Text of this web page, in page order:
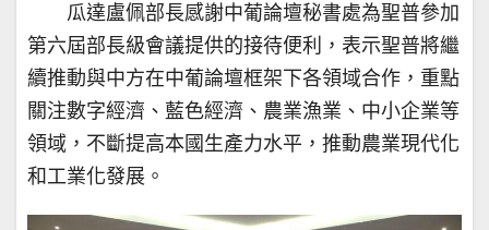
瓜達盧佩部長感謝中葡論壇秘書處為聖普參加
第六屆部長級會議提供的接待便利，表示聖普將繼
續推動與中方在中葡論壇框架下各領域合作，重點
關注數字經濟、藍色經濟、農業漁業、中小企業等
領域，不斷提高本國生產力水平，推動農業現代化
和工業化發展。